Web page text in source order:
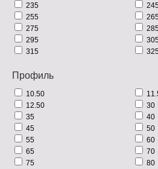
235
255
275
295
315
Профиль
10.50
12.50
30
35
40
45
50
55
60
65
70
75
80